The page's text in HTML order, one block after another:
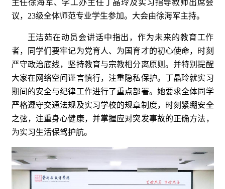
主任徐海军、学工办主任丁晶玲及实习指导教师出席会
议，23级全体师范专业学生参加。大会由徐海军主持。
王洁茹在动员会讲话中指出，作为未来的教育工作
者，同学们要牢记为党育人、为国育才的初心使命，时刻
严守政治底线，坚持教育与宗教相分离原则。并特别提醒
大家在网络空间谨言慎行，注重隐私保护。丁晶玲就实习
期间的安全与纪律工作进行了重点部署。她要求全体同学
严格遵守交通法规及实习学校的规章制度，时刻紧绷安全
之弦，注重身心健康，并掌握应对突发事故的正确方法，
为实习生活保驾护航。